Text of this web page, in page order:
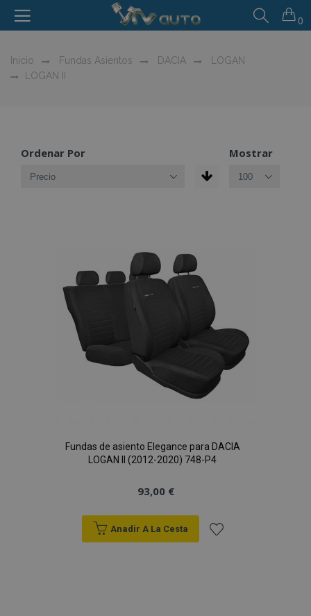
0
Inicio Fundas Asientos DACIA
LOGAN
LOGAN II
Ordenar Por Mostrar
Fundas de asiento Elegance para DACIA
LOGAN II (2012-2020) 748-P4
93,00 €
Anadir A La Cesta